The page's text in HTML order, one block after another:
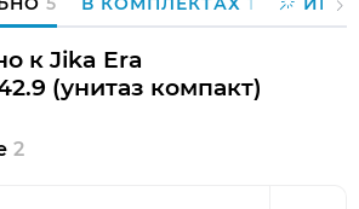
современных направлений в дизайне.
форм-факторе «компакт» – одной из
конфигураций для потребителей из
шара. Конструкцией
Данная модель оборудуется
горизонтальной системой выпуска,
к Jika Era
(унитаз компакт)
2